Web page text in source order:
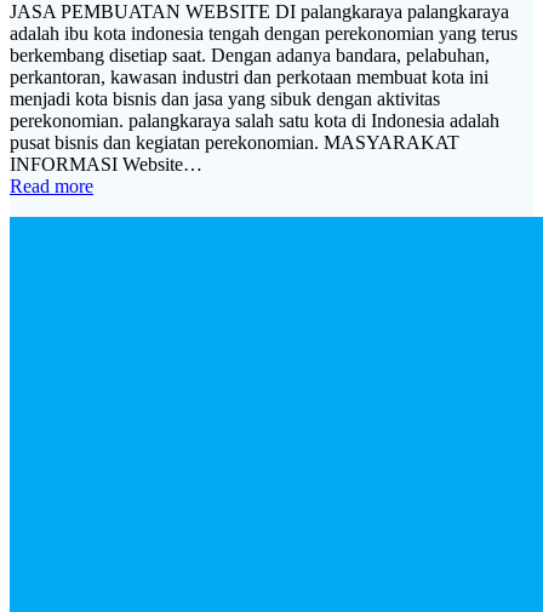
JASA PEMBUATAN WEBSITE DI palangkaraya palangkaraya
adalah ibu kota indonesia tengah dengan perekonomian yang terus
berkembang disetiap saat. Dengan adanya bandara, pelabuhan,
perkantoran, kawasan industri dan perkotaan membuat kota ini
menjadi kota bisnis dan jasa yang sibuk dengan aktivitas
perekonomian. palangkaraya salah satu kota di Indonesia adalah
pusat bisnis dan kegiatan perekonomian. MASYARAKAT
INFORMASI Website…
Read more